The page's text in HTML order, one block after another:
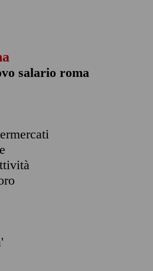
salario roma